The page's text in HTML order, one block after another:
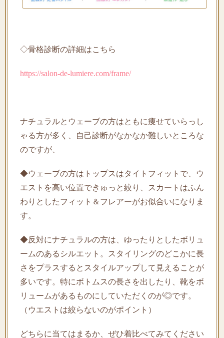
◇骨格診断の詳細はこちら
https://salon-de-lumiere.com/frame/
ナチュラルとウェーブの方はともに痩せていらっし
ゃる方が多く、自己診断がなかなか難しいところな
のですが、
◆ウェーブの方はトップスはタイトフィットで、ウ
エストを高い位置できゅっと絞り、スカートはふん
わりとしたフィット＆フレアーがお似合いになりま
す。
◆反対にナチュラルの方は、ゆったりとしたボリュ
ームのあるシルエット。スタイリングのどこかに長
さをプラスするとスタイルアップして見えることが
多いです。特にボトムスの長さを出したり、靴をボ
リュームがあるものにしていただくのが◎です。
（ウエストは絞らないのがポイント）
どちらに当てはまるか、ぜひ着比べてみてください